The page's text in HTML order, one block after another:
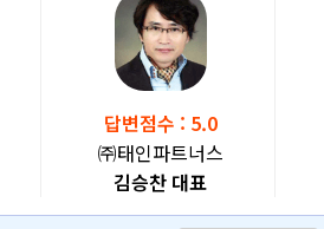
답변점수 : 5.0
㈜태인파트너스
김승찬 대표